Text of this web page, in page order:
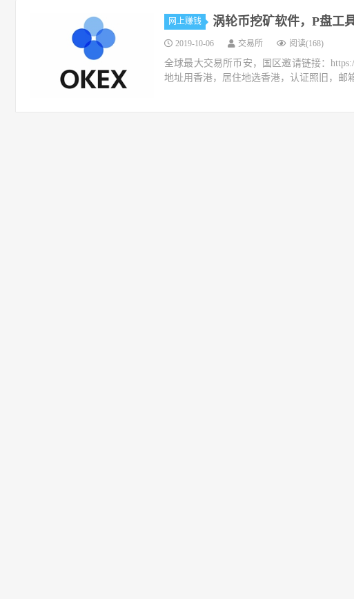
网上赚钱 涡轮币挖矿软件，P盘工
2019-10-06 交易所 阅读(168)
全球最大交易所币安，国区邀请链接：
地址用香港，居住地选香港，认证照旧，邮